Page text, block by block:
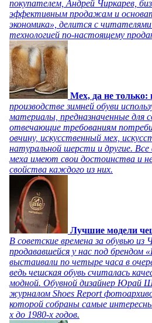
покупателем, Андрей Чиркарев,
эффективным продажам и
экономика», делится с читателями
технологией по-настоящему
Мех, да не только:
производстве зимней обуви
материалы, предназначенные для
отвечающие требованиям
овчину, искусственный мех,
натуральной шерсти и другие. Все
меха имеют свои достоинства и
свойства каждого из них.
Лучшие модели
В советские времена за обувью из
продававшейся у нас под брендом
выстаивали по четыре часа в
ведь чешская обувь считалась
модной. Обувной дизайнер Юрай
журналом Shoes Report
которой собраны самые
х до 1980-х годов.